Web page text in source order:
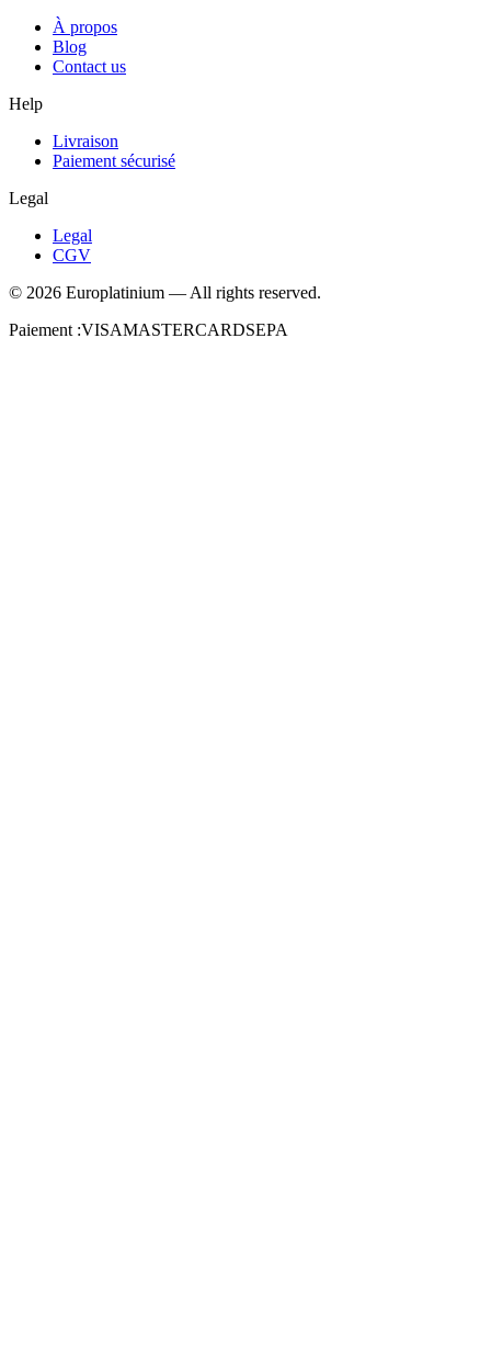
À propos
Blog
Contact us
Help
Livraison
Paiement sécurisé
Legal
Legal
CGV
© 2026 Europlatinium — All rights reserved.
Paiement :VISAMASTERCARDSEPA